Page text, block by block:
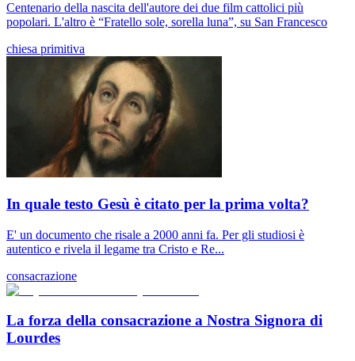
Centenario della nascita dell'autore dei due film cattolici più
popolari. L'altro è “Fratello sole, sorella luna”, su San Francesco
chiesa primitiva
In quale testo Gesù è citato per la prima volta?
E' un documento che risale a 2000 anni fa. Per gli studiosi è
autentico e rivela il legame tra Cristo e Re...
consacrazione
La forza della consacrazione a Nostra Signora di
Lourdes